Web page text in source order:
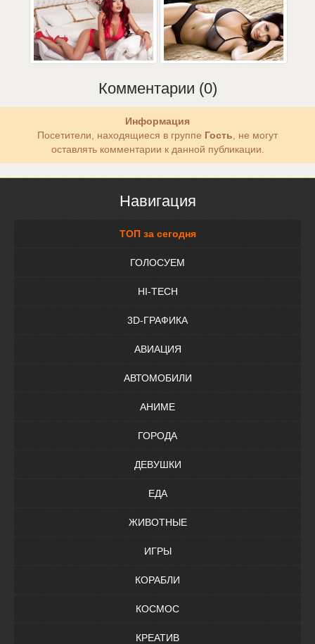
Комментарии (0)
Информация
Посетители, находящиеся в группе Гость , не могут
оставлять комментарии к данной публикации.
Навигация
ТОП за сегодня
ГОЛОСУЕМ
HI-TECH
3D-ГРАФИКА
АВИАЦИЯ
АВТОМОБИЛИ
АНИМЕ
ГОРОДА
ДЕВУШКИ
ЕДА
ЖИВОТНЫЕ
ИГРЫ
КОРАБЛИ
КОСМОС
КРЕАТИВ